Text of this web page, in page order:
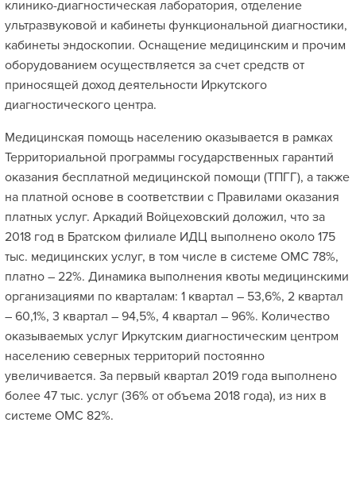
клинико-диагностическая лаборатория, отделение
ультразвуковой и кабинеты функциональной диагностики,
кабинеты эндоскопии. Оснащение медицинским и прочим
оборудованием осуществляется за счет средств от
приносящей доход деятельности Иркутского
диагностического центра.
Медицинская помощь населению оказывается в рамках
Территориальной программы государственных гарантий
оказания бесплатной медицинской помощи (ТПГГ), а также
на платной основе в соответствии с Правилами оказания
платных услуг. Аркадий Войцеховский доложил, что за
2018 год в Братском филиале ИДЦ выполнено около 175
тыс. медицинских услуг, в том числе в системе ОМС 78%,
платно – 22%. Динамика выполнения квоты медицинскими
организациями по кварталам: 1 квартал – 53,6%, 2 квартал
– 60,1%, 3 квартал – 94,5%, 4 квартал – 96%. Количество
оказываемых услуг Иркутским диагностическим центром
населению северных территорий постоянно
увеличивается. За первый квартал 2019 года выполнено
более 47 тыс. услуг (36% от объема 2018 года), из них в
системе ОМС 82%.